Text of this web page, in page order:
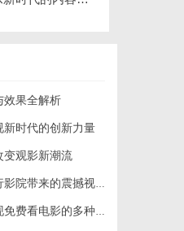
效果全解析
新时代的创新力量
变观影新潮流
带来的震撼视觉盛宴
电影的多种方法解析